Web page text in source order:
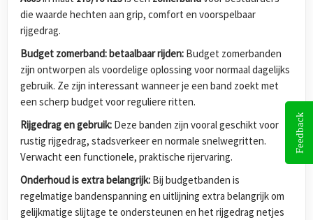
die waarde hechten aan grip, comfort en voorspelbaar
rijgedrag.
Budget zomerband: betaalbaar rijden: Budget zomerbanden
zijn ontworpen als voordelige oplossing voor normaal dagelijks
gebruik. Ze zijn interessant wanneer je een band zoekt met
een scherp budget voor reguliere ritten.
Rijgedrag en gebruik: Deze banden zijn vooral geschikt voor
rustig rijgedrag, stadsverkeer en normale snelwegritten.
Verwacht een functionele, praktische rijervaring.
Onderhoud is extra belangrijk: Bij budgetbanden is
regelmatige bandenspanning en uitlijning extra belangrijk om
gelijkmatige slijtage te ondersteunen en het rijgedrag netjes
Feedback